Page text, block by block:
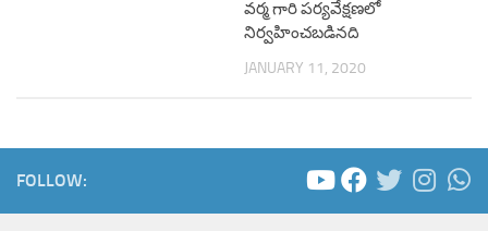
వర్మ గారి పర్యవేక్షణలో
నిర్వహించబడినది
JANUARY 11, 2020
FOLLOW: